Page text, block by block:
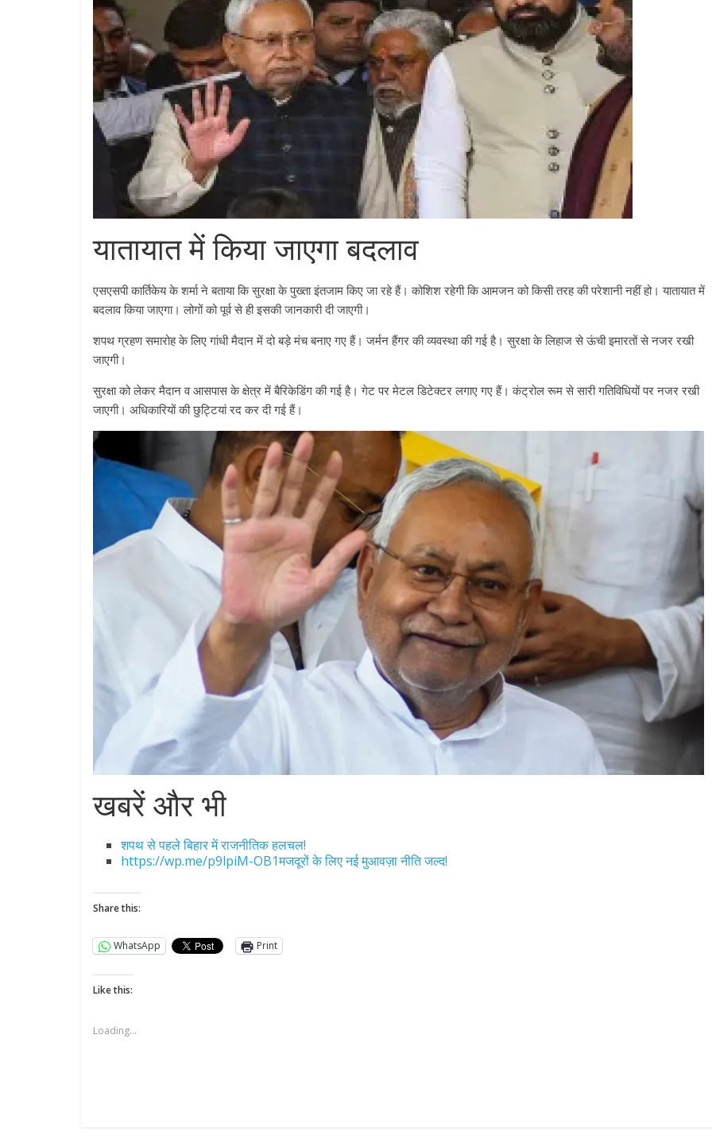
यातायात में किया जाएगा बदलाव
एसएसपी कार्तिकेय के शर्मा ने बताया कि सुरक्षा के पुख्‍ता इंतजाम किए जा रहे हैं। कोशिश रहेगी कि आमजन को किसी तरह की परेशानी नहीं हो। यातायात में
बदलाव क‍िया जाएगा। लोगों को पूर्व से ही इसकी जानकारी दी जाएगी।
शपथ ग्रहण समारोह के लिए गांधी मैदान में दो बड़े मंच बनाए गए हैं। जर्मन हैंगर की व्‍यवस्‍था की गई है। सुरक्षा के लिहाज से ऊंची इमारतों से नजर रखी
जाएगी।
सुरक्षा को लेकर मैदान व आसपास के क्षेत्र में बैरिकेड‍िंग की गई है। गेट पर मेटल डिटेक्‍टर लगाए गए हैं। कंट्रोल रूम से सारी गतिविधियों पर नजर रखी
जाएगी। अधिकारियों की छुट्ट‍ियां रद कर दी गई हैं।
खबरें और भी
शपथ से पहले बिहार में राजनीतिक हलचल!
https://wp.me/p9lpiM-OB1मजदूरों के लिए नई मुआवज़ा नीति जल्द!
Share this:
WhatsApp Print
Like this:
Loading...
All Rights News Bareilly
Uttar
Pradesh
राजनीति हॉट राजनीतिक
समाजवादी पार्टी ने किया महंगाई के
खिलाफ प्रदर्शन
August 4, 2021 Editor All Rights 0
Pradesh
राजनीति हॉट राजनीतिक
उपाध्यक्ष सोनू बाल्मीकि का किया गया
August 6, 2021